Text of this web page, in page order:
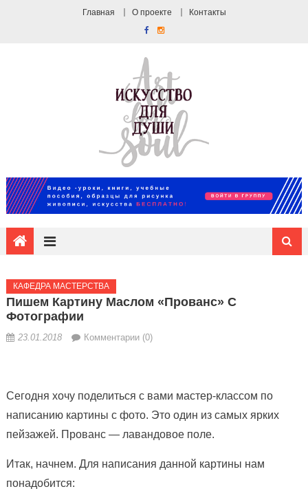
Главная О проекте Контакты
КАФЕДРА МАСТЕРСТВА
Пишем Картину Маслом «Прованс» С
Фотографии
23.01.2018 Комментарии (0)
Сегодня хочу поделиться с вами мастер-классом по
написанию картины с фото. Это один из самых ярких
пейзажей. Прованс — лавандовое поле.
Итак, начнем. Для написания данной картины нам
понадобится: